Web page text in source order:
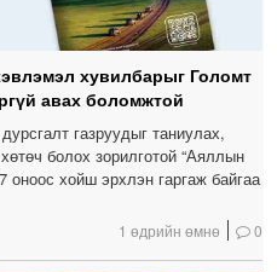
хувилбарыг Голомт
авах боломжтой
газруудыг таниулах,
болох зорилготой “Аяллын
оноос хойш эрхлэн гаргаж байгаа
1 өдрийн өмнө 0